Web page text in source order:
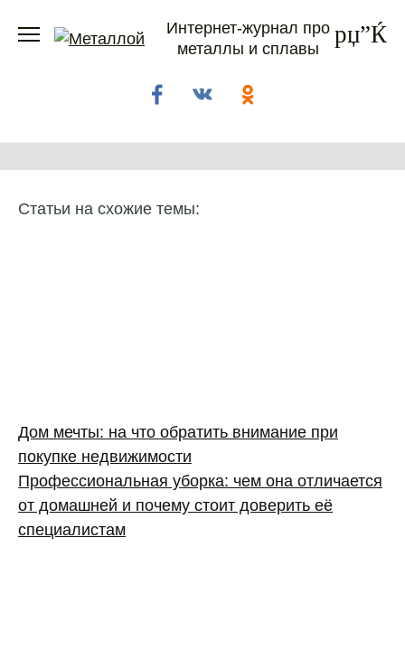
Интернет-журнал про
металлы и сплавы
Статьи на схожие темы:
Дом мечты: на что обратить внимание при
покупке недвижимости
Профессиональная уборка: чем она отличается
от домашней и почему стоит доверить её
специалистам